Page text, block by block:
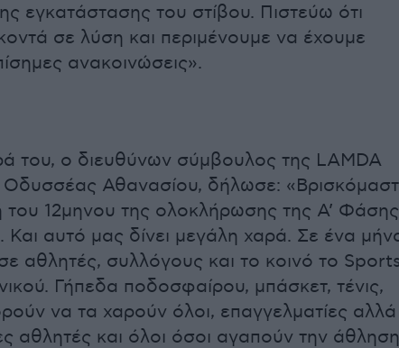
εγκατάστασης του στίβου. Πιστεύω ότι
σε λύση και περιμένουμε να έχουμε
ανακοινώσεις».
του, ο διευθύνων σύμβουλος της LAMDA
Αθανασίου, δήλωσε:
του 12μηνου της ολοκλήρωσης της Α’ Φάσης
Και αυτό μας δίνει μεγάλη χαρά. Σε ένα
αθλητές, συλλόγους και το κοινό το
Γήπεδα ποδοσφαίρου, μπάσκετ, τένις,
να τα χαρούν όλοι, επαγγελματίες αλλά
αθλητές και όλοι όσοι αγαπούν την